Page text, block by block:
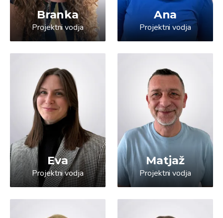
Branka
Projektni vodja
Ana
Projektni vodja
Eva
Projektni vodja
Matjaž
Projektni vodja